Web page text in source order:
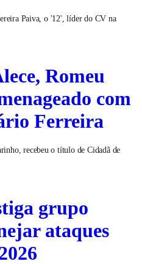
Paiva, o '12', líder do CV na
Romeu
com
Ferreira
recebeu o título de Cidadã de
grupo
ataques